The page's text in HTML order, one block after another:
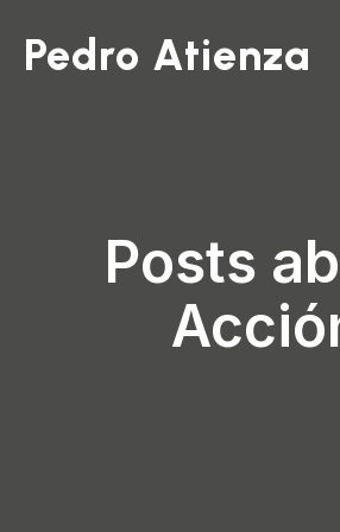
Pedro Atienza
Posts